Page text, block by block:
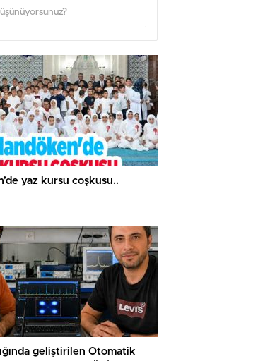
yaz kursu coşkusu..
geliştirilen Otomatik